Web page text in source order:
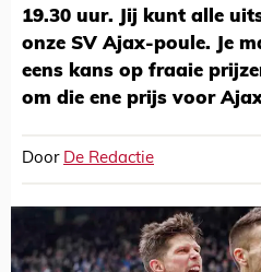
19.30 uur. Jij kunt alle
onze SV Ajax-poule. Je
eens kans op fraaie
om die ene prijs voor
Door De Redactie